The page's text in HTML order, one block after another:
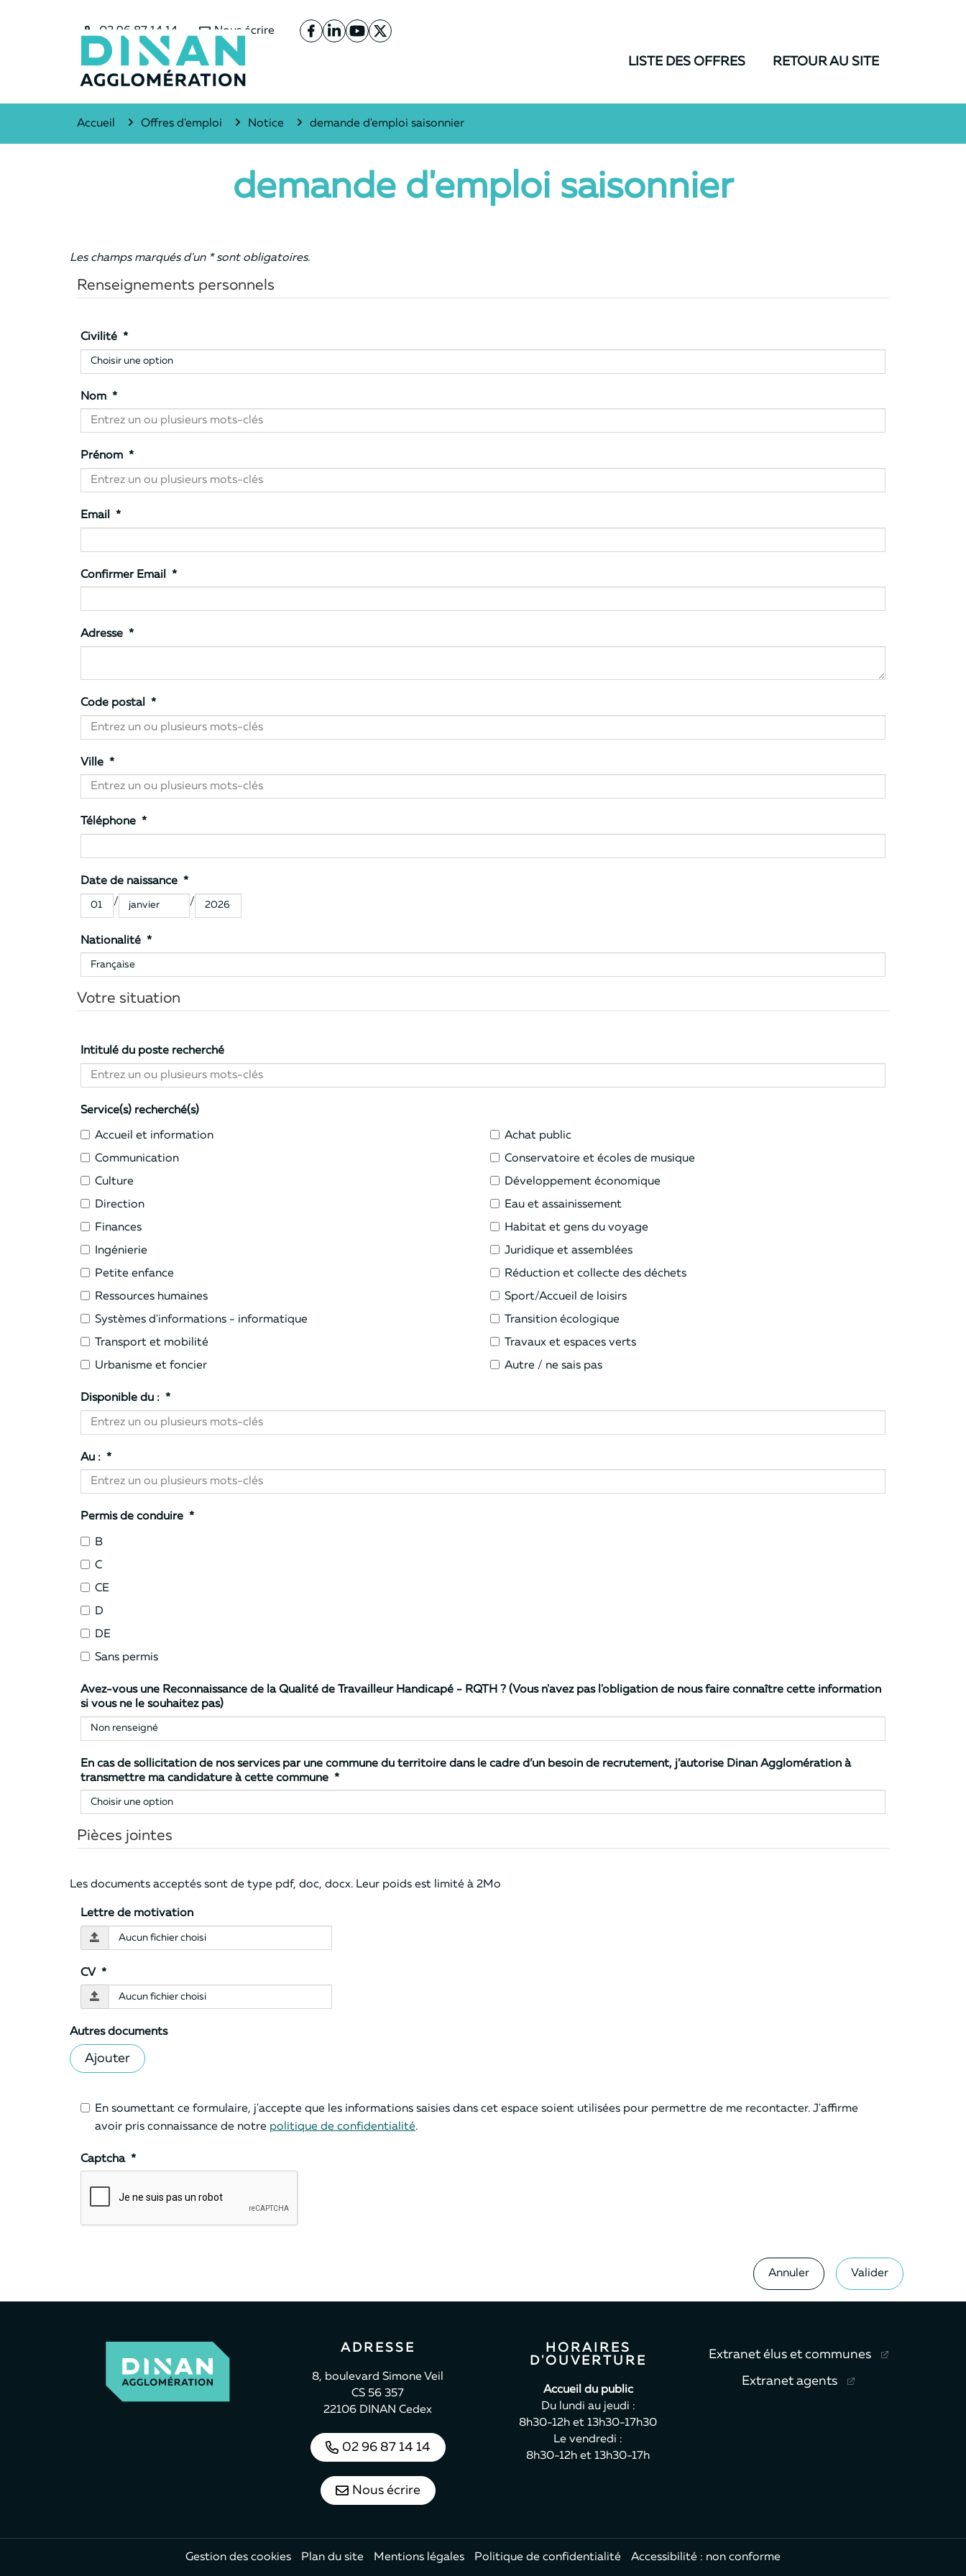
02 96 87 14 14 Nous écrire Lien vers le compte Facebook
Lien vers le compte Linkedin
Lien vers la chaîne Youtube
Lien vers le compte Twitter
LISTE DES OFFRES RETOUR AU SITE
Accueil Offres d'emploi Notice demande d'emploi saisonnier
demande d'emploi saisonnier
Les champs marqués d'un *sont obligatoires.
Renseignements personnels
*
*
*
*
*
*
*
*
*
*
/
/
*
Votre situation
Intitulé du poste recherché
Service(s) recherché(s)
Accueil et information
Achat public
Communication
Conservatoire et écoles de musique
Culture
Développement économique
Direction
Eau et assainissement
Finances
Habitat et gens du voyage
Ingénierie
Juridique et assemblées
Petite enfance
Réduction et collecte des déchets
Ressources humaines
Sport/Accueil de loisirs
Systèmes d'informations - informatique
Transition écologique
Transport et mobilité
Travaux et espaces verts
Urbanisme et foncier
Autre / ne sais pas
*
*
*
B
C
CE
D
DE
Sans permis
Avez-vous une Reconnaissance de la Qualité de Travailleur Handicapé - RQTH ? (Vous n'avez pas l'obligation de nous faire connaître cette information
si vous ne le souhaitez pas)
En cas de sollicitation de nos services par une commune du territoire dans le cadre d’un besoin de recrutement, j’autorise Dinan Agglomération à
*
Pièces jointes
Les documents acceptés sont de type pdf, doc, docx. Leur poids est limité à 2Mo
Lettre de motivation
*
Autres documents
Ajouter
En soumettant ce formulaire, j'accepte que les informations saisies dans cet espace soient utilisées pour permettre de me recontacter. J'affirme
avoir pris connaissance de notre politique de confidentialité.
*
Annuler Valider
ADRESSE
8, boulevard Simone Veil
CS 56 357
22106 DINAN Cedex
02 96 87 14 14
Nous écrire
HORAIRES
D'OUVERTURE
Accueil du public
Du lundi au jeudi :
8h30-12h et 13h30-17h30
Le vendredi :
8h30-12h et 13h30-17h
Extranet élus et communes
Extranet agents
Gestion des cookies Plan du site Mentions légales Politique de confidentialité Accessibilité : non conforme